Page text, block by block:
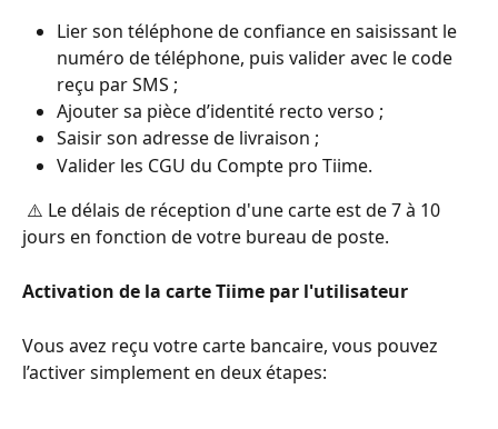
Lier son téléphone de confiance en saisissant le
numéro de téléphone, puis valider avec le code
reçu par SMS ;
Ajouter sa pièce d’identité recto verso ;
Saisir son adresse de livraison ;
Valider les CGU du Compte pro Tiime.
jours en fonction de votre bureau de poste.
Activation de la carte Tiime par l'utilisateur
Vous avez reçu votre carte bancaire, vous pouvez
l’activer simplement en deux étapes: